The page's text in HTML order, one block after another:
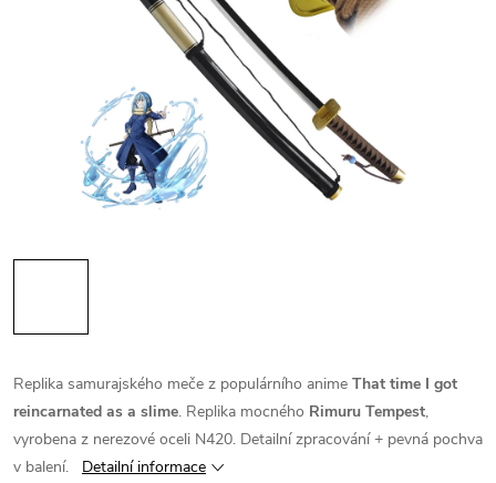
Replika samurajského meče z populárního anime That time I got
reincarnated as a slime. Replika mocného Rimuru Tempest,
vyrobena z nerezové oceli N420. Detailní zpracování + pevná pochva
v balení.
Detailní informace